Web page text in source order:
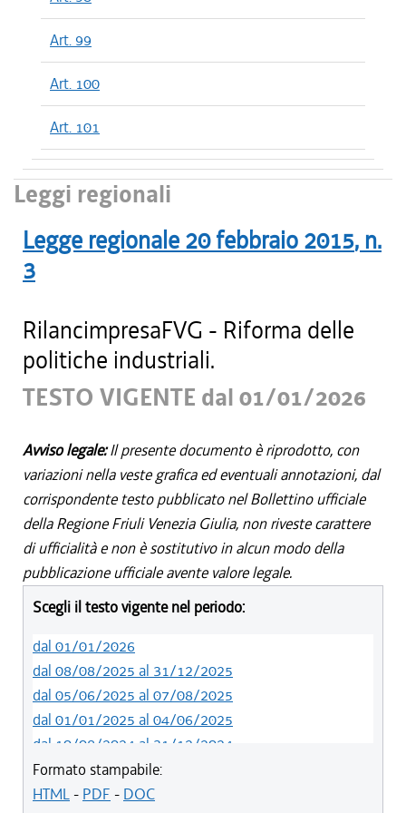
Art. 99
Art. 100
Art. 101
Leggi regionali
Legge regionale 20 febbraio 2015, n.
3
RilancimpresaFVG - Riforma delle
politiche industriali.
TESTO VIGENTE dal 01/01/2026
Avviso legale:Il presente documento è riprodotto, con
variazioni nella veste grafica ed eventuali annotazioni, dal
corrispondente testo pubblicato nel Bollettino ufficiale
della Regione Friuli Venezia Giulia, non riveste carattere
di ufficialità e non è sostitutivo in alcun modo della
pubblicazione ufficiale avente valore legale.
Scegli il testo vigente nel periodo:
dal 01/01/2026
dal 08/08/2025 al 31/12/2025
dal 05/06/2025 al 07/08/2025
dal 01/01/2025 al 04/06/2025
dal 10/08/2024 al 31/12/2024
dal 14/05/2024 al 09/08/2024
dal 11/08/2022 al 13/05/2024
Formato stampabile:
HTML- PDF - DOC